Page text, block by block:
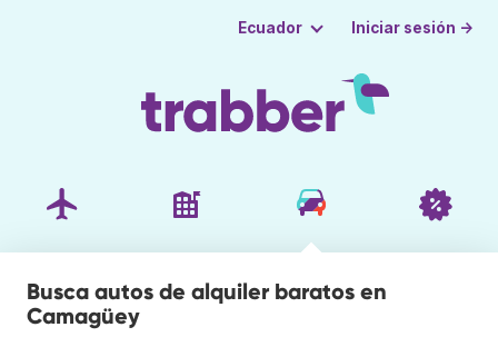
Ecuador Iniciar sesión →
Busca autos de alquiler baratos en
Camagüey